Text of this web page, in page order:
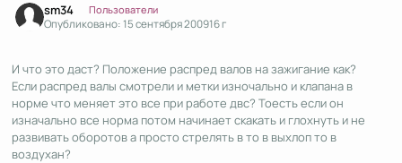
sm34 Пользователи
Опубликовано:15 сентября 200916 г
И что это даст? Положение распред валов на зажигание как?
Если распред валы смотрели и метки изночально и клапана в
норме что меняет это все при работе двс? Тоесть если он
изначально все норма потом начинает скакать и глохнуть и не
развивать оборотов а просто стрелять в то в выхлоп то в
воздухан?